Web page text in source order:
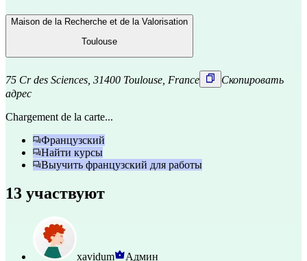
Maison de la Recherche et de la Valorisation
Toulouse
75 Cr des Sciences, 31400 Toulouse, France
Скопировать
адрес
Chargement de la carte...
Французский
Найти курсы
Выучить французский для работы
13 участвуют
xavidum Админ